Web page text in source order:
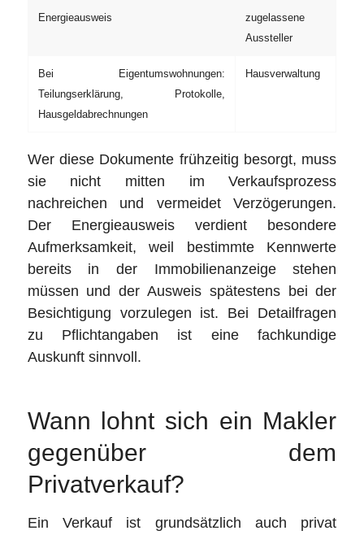
Energieausweis
zugelassene
Aussteller
Bei Eigentumswohnungen:
Teilungserklärung, Protokolle,
Hausgeldabrechnungen
Hausverwaltung
Wer diese Dokumente frühzeitig besorgt, muss
sie nicht mitten im Verkaufsprozess
nachreichen und vermeidet Verzögerungen.
Der Energieausweis verdient besondere
Aufmerksamkeit, weil bestimmte Kennwerte
bereits in der Immobilienanzeige stehen
müssen und der Ausweis spätestens bei der
Besichtigung vorzulegen ist. Bei Detailfragen
zu Pflichtangaben ist eine fachkundige
Auskunft sinnvoll.
Wann lohnt sich ein Makler
gegenüber dem
Privatverkauf?
Ein Verkauf ist grundsätzlich auch privat